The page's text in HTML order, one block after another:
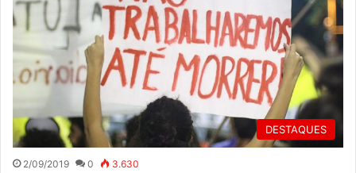
DESTAQUES
2/09/2019 0 3.630